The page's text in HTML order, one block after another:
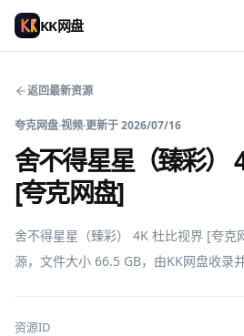
KK网盘
返回最新资源
夸克网盘·视频·更新于2026/07/16
舍不得星星（臻彩）
[夸克网盘]
舍不得星星（臻彩） 4K 杜比视界 [夸克
源，文件大小 66.5 GB，由KK网盘收录
资源ID